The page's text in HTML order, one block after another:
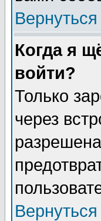
Когда я
войти?
Только
через